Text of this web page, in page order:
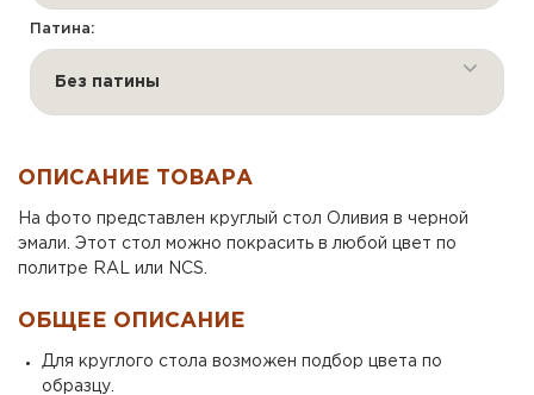
Патина:
Без патины
ОПИСАНИЕ ТОВАРА
На фото представлен круглый стол Оливия в черной
эмали. Этот стол можно покрасить в любой цвет по
политре RAL или NCS.
ОБЩЕЕ ОПИСАНИЕ
Для круглого стола возможен подбор цвета по
образцу.